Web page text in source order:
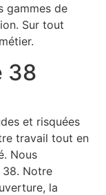
gammes de
Sur tout
38
et risquées
travail tout en
Nous
Notre
la